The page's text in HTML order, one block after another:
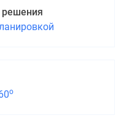
о